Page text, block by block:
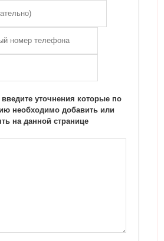
уточнения которые по
необходимо добавить или
на данной странице